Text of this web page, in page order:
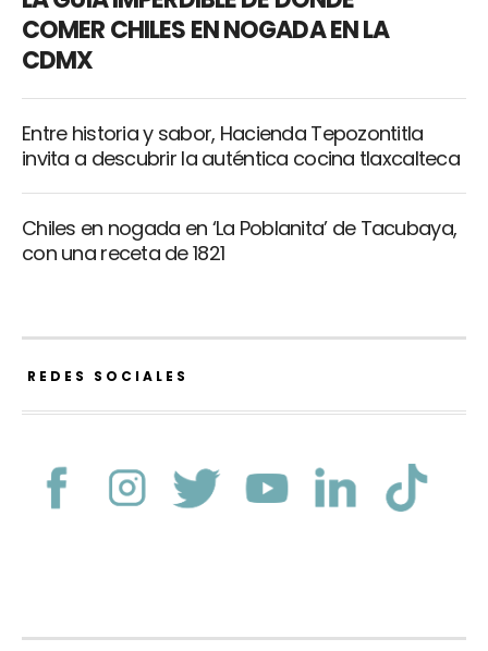
COMER CHILES EN NOGADA EN LA
CDMX
Entre historia y sabor, Hacienda Tepozontitla
invita a descubrir la auténtica cocina tlaxcalteca
Chiles en nogada en ‘La Poblanita’ de Tacubaya,
con una receta de 1821
REDES SOCIALES